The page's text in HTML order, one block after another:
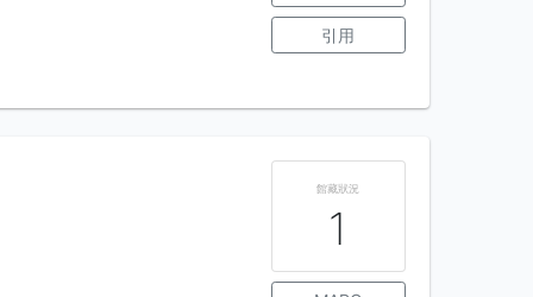
引用
館藏狀況
1